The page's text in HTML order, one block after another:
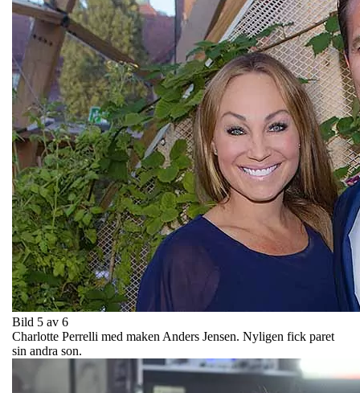
Bild 5 av 6
Charlotte Perrelli med maken Anders Jensen. Nyligen fick paret
sin andra son.